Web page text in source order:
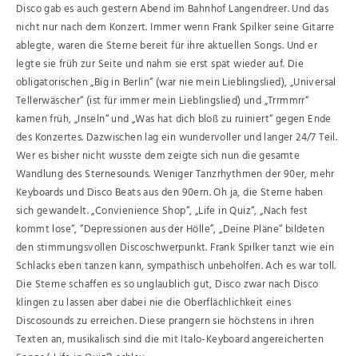
Disco gab es auch gestern Abend im Bahnhof Langendreer. Und das
nicht nur nach dem Konzert. Immer wenn Frank Spilker seine Gitarre
ablegte, waren die Sterne bereit für ihre aktuellen Songs. Und er
legte sie früh zur Seite und nahm sie erst spät wieder auf. Die
obligatorischen „Big in Berlin“ (war nie mein Lieblingslied), „Universal
Tellerwäscher“ (ist für immer mein Lieblingslied) und „Trrmmrr“
kamen früh, „Inseln“ und „Was hat dich bloß zu ruiniert“ gegen Ende
des Konzertes. Dazwischen lag ein wundervoller und langer 24/7 Teil.
Wer es bisher nicht wusste dem zeigte sich nun die gesamte
Wandlung des Sternesounds. Weniger Tanzrhythmen der 90er, mehr
Keyboards und Disco Beats aus den 90ern. Oh ja, die Sterne haben
sich gewandelt. „Convienience Shop“, „Life in Quiz“, „Nach fest
kommt lose“, “Depressionen aus der Hölle”, „Deine Pläne“ bildeten
den stimmungsvollen Discoschwerpunkt. Frank Spilker tanzt wie ein
Schlacks eben tanzen kann, sympathisch unbeholfen. Ach es war toll.
Die Sterne schaffen es so unglaublich gut, Disco zwar nach Disco
klingen zu lassen aber dabei nie die Oberflächlichkeit eines
Discosounds zu erreichen. Diese prangern sie höchstens in ihren
Texten an, musikalisch sind die mit Italo-Keyboard angereicherten